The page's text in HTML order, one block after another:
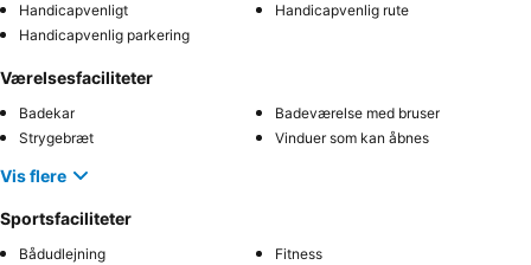
Handicapvenligt
Handicapvenlig rute
Handicapvenlig parkering
Værelsesfaciliteter
Badekar
Badeværelse med bruser
Strygebræt
Vinduer som kan åbnes
Vis flere
Sportsfaciliteter
Bådudlejning
Fitness